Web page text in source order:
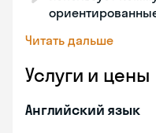
Читать дальше
Услуги и цены
Английский язык